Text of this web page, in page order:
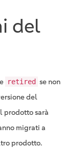
del
retired se non
del
prodotto sarà
migrati a
prodotto.